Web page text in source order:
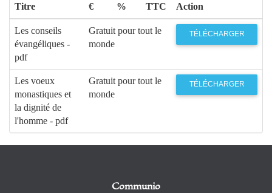
Titre
€
%
TTC
Action
Les conseils
évangéliques -
pdf
Gratuit pour tout le
monde
TÉLÉCHARGER
Les voeux
monastiques et
la dignité de
l'homme - pdf
Gratuit pour tout le
monde
TÉLÉCHARGER
Communio